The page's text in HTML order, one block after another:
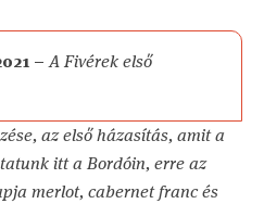
–A Fivérek első
az első házasítás, amit a
itt a Bordóin, erre az
merlot, cabernet franc és